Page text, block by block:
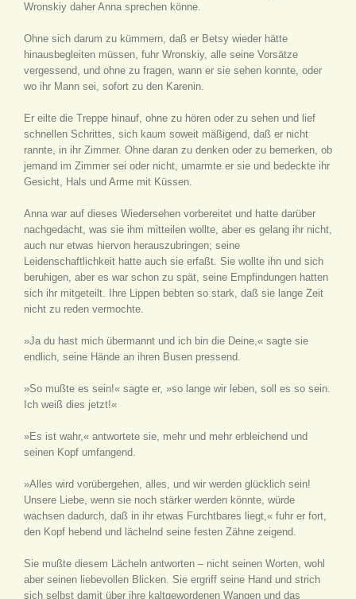
Wronskiy daher Anna sprechen könne.
Ohne sich darum zu kümmern, daß er Betsy wieder hätte
hinausbegleiten müssen, fuhr Wronskiy, alle seine Vorsätze
vergessend, und ohne zu fragen, wann er sie sehen konnte, oder
wo ihr Mann sei, sofort zu den Karenin.
Er eilte die Treppe hinauf, ohne zu hören oder zu sehen und lief
schnellen Schrittes, sich kaum soweit mäßigend, daß er nicht
rannte, in ihr Zimmer. Ohne daran zu denken oder zu bemerken, ob
jemand im Zimmer sei oder nicht, umarmte er sie und bedeckte ihr
Gesicht, Hals und Arme mit Küssen.
Anna war auf dieses Wiedersehen vorbereitet und hatte darüber
nachgedacht, was sie ihm mitteilen wollte, aber es gelang ihr nicht,
auch nur etwas hiervon herauszubringen; seine
Leidenschaftlichkeit hatte auch sie erfaßt. Sie wollte ihn und sich
beruhigen, aber es war schon zu spät, seine Empfindungen hatten
sich ihr mitgeteilt. Ihre Lippen bebten so stark, daß sie lange Zeit
nicht zu reden vermochte.
»Ja du hast mich übermannt und ich bin die Deine,« sagte sie
endlich, seine Hände an ihren Busen pressend.
»So mußte es sein!« sagte er, »so lange wir leben, soll es so sein.
Ich weiß dies jetzt!«
»Es ist wahr,« antwortete sie, mehr und mehr erbleichend und
seinen Kopf umfangend.
»Alles wird vorübergehen, alles, und wir werden glücklich sein!
Unsere Liebe, wenn sie noch stärker werden könnte, würde
wachsen dadurch, daß in ihr etwas Furchtbares liegt,« fuhr er fort,
den Kopf hebend und lächelnd seine festen Zähne zeigend.
Sie mußte diesem Lächeln antworten – nicht seinen Worten, wohl
aber seinen liebevollen Blicken. Sie ergriff seine Hand und strich
sich selbst damit über ihre kaltgewordenen Wangen und das